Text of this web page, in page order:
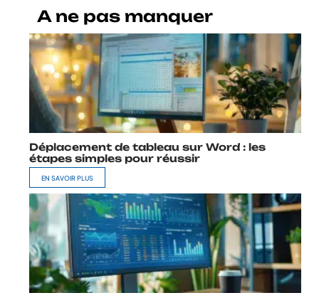
A ne pas manquer
Déplacement de tableau sur Word : les
étapes simples pour réussir
EN SAVOIR PLUS